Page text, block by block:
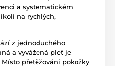
a systematickém
na rychlých,
z jednoduchého
a vyvážená pleť je
přetěžování pokožky